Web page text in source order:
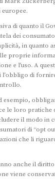
di quanto il
dei
in quanto
proprie
e l’uso. A
di
esempio,
le loro pratiche
il modo in
di “opt
che li
anche il
viene